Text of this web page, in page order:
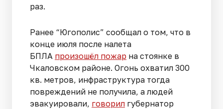
раз.
Ранее “Югополис” сообщал о том, что в
конце июля после налета
БПЛА произошёл пожар на стоянке в
Чкаловском районе. Огонь охватил 300
кв. метров, инфраструктура тогда
повреждений не получила, а людей
эвакуировали, говорил губернатор